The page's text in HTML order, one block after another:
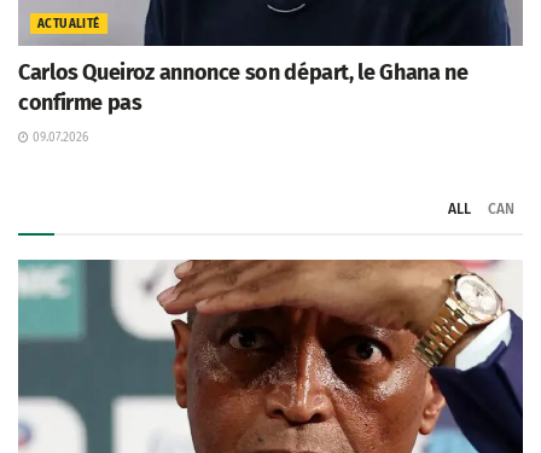
ACTUALITÉ
Carlos Queiroz annonce son départ, le Ghana ne
confirme pas
09.07.2026
ALL CAN